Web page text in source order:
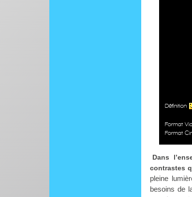
Définition
Format
Format
Dans
contrastes
pleine
besoins de